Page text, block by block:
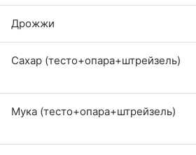
Дрожжи
Сахар (тесто+опара+штрейзель)
Мука (тесто+опара+штрейзель)